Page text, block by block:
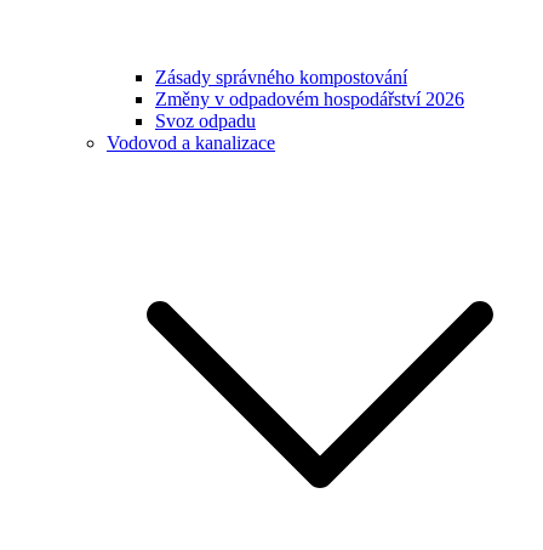
Zásady správného kompostování
Změny v odpadovém hospodářství 2026
Svoz odpadu
Vodovod a kanalizace